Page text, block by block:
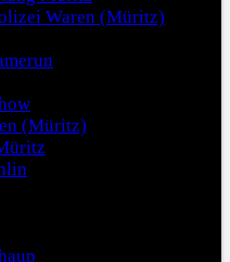
Waren (Müritz)
(Müritz)